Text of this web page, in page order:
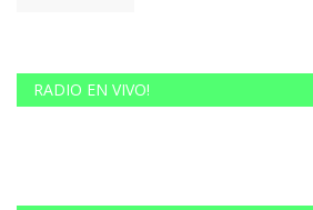
RADIO EN VIVO!